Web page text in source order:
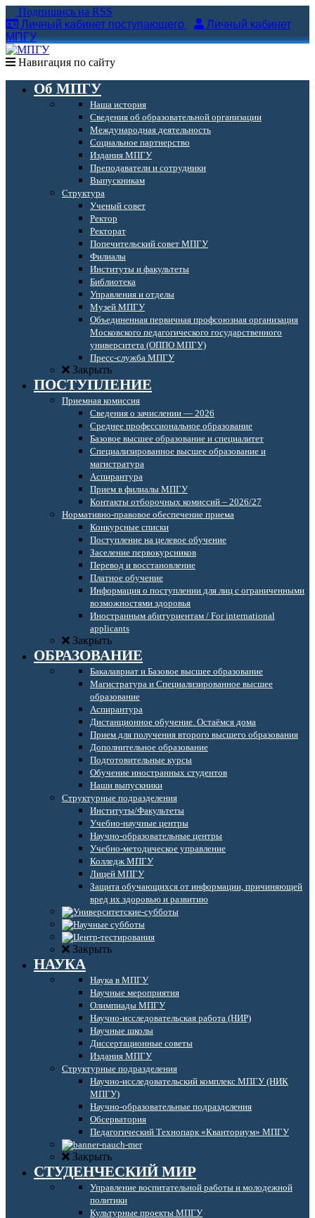
Подпишись на RSS
Личный кабинет поступающего
Личный кабинет
МПГУ
Навигация по сайту
Об МПГУ
Наша история
Сведения об образовательной организации
Международная деятельность
Социальное партнерство
Издания МПГУ
Преподаватели и сотрудники
Выпускникам
Структура
Ученый совет
Ректор
Ректорат
Попечительский совет МПГУ
Филиалы
Институты и факультеты
Библиотека
Управления и отделы
Музей МПГУ
Объединенная первичная профсоюзная организация
Московского педагогического государственного
университета (ОППО МПГУ)
Пресс-служба МПГУ
Закрыть
ПОСТУПЛЕНИЕ
Приемная комиссия
Сведения о зачислении — 2026
Среднее профессиональное образование
Базовое высшее образование и специалитет
Специализированное высшее образование и
магистратура
Аспирантура
Прием в филиалы МПГУ
Контакты отборочных комиссий – 2026/27
Нормативно-правовое обеспечение приема
Конкурсные списки
Поступление на целевое обучение
Заселение первокурсников
Перевод и восстановление
Платное обучение
Информация о поступлении для лиц с ограниченными
возможностями здоровья
Иностранным абитуриентам / For international
applicants
Закрыть
ОБРАЗОВАНИЕ
Бакалавриат и Базовое высшее образование
Магистратура и Специализированное высшее
образование
Аспирантура
Дистанционное обучение. Остаёмся дома
Прием для получения второго высшего образования
Дополнительное образование
Подготовительные курсы
Обучение иностранных студентов
Наши выпускники
Структурные подразделения
Институты/Факультеты
Учебно-научные центры
Научно-образовательные центры
Учебно-методическое управление
Колледж МПГУ
Лицей МПГУ
Защита обучающихся от информации, причиняющей
вред их здоровью и развитию
Закрыть
НАУКА
Наука в МПГУ
Научные мероприятия
Олимпиады МПГУ
Научно-исследовательская работа (НИР)
Научные школы
Диссертационные советы
Издания МПГУ
Структурные подразделения
Научно-исследовательский комплекс МПГУ (НИК
МПГУ)
Научно-образовательные подразделения
Обсерватория
Педагогический Технопарк «Кванториум» МПГУ
Закрыть
СТУДЕНЧЕСКИЙ МИР
Управление воспитательной работы и молодежной
политики
Культурные проекты МПГУ